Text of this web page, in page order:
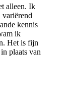
alleen. Ik
kennis
ik
Het is fijn
plaats van